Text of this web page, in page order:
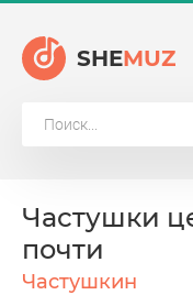
SHEMUZ
Частушки
почти
Частушкин